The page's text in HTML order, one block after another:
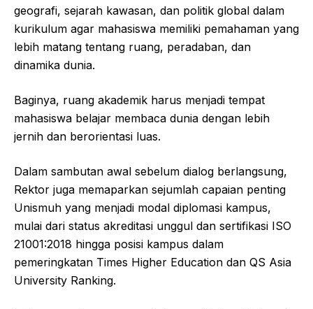
geografi, sejarah kawasan, dan politik global dalam
kurikulum agar mahasiswa memiliki pemahaman yang
lebih matang tentang ruang, peradaban, dan
dinamika dunia.
Baginya, ruang akademik harus menjadi tempat
mahasiswa belajar membaca dunia dengan lebih
jernih dan berorientasi luas.
Dalam sambutan awal sebelum dialog berlangsung,
Rektor juga memaparkan sejumlah capaian penting
Unismuh yang menjadi modal diplomasi kampus,
mulai dari status akreditasi unggul dan sertifikasi ISO
21001:2018 hingga posisi kampus dalam
pemeringkatan Times Higher Education dan QS Asia
University Ranking.